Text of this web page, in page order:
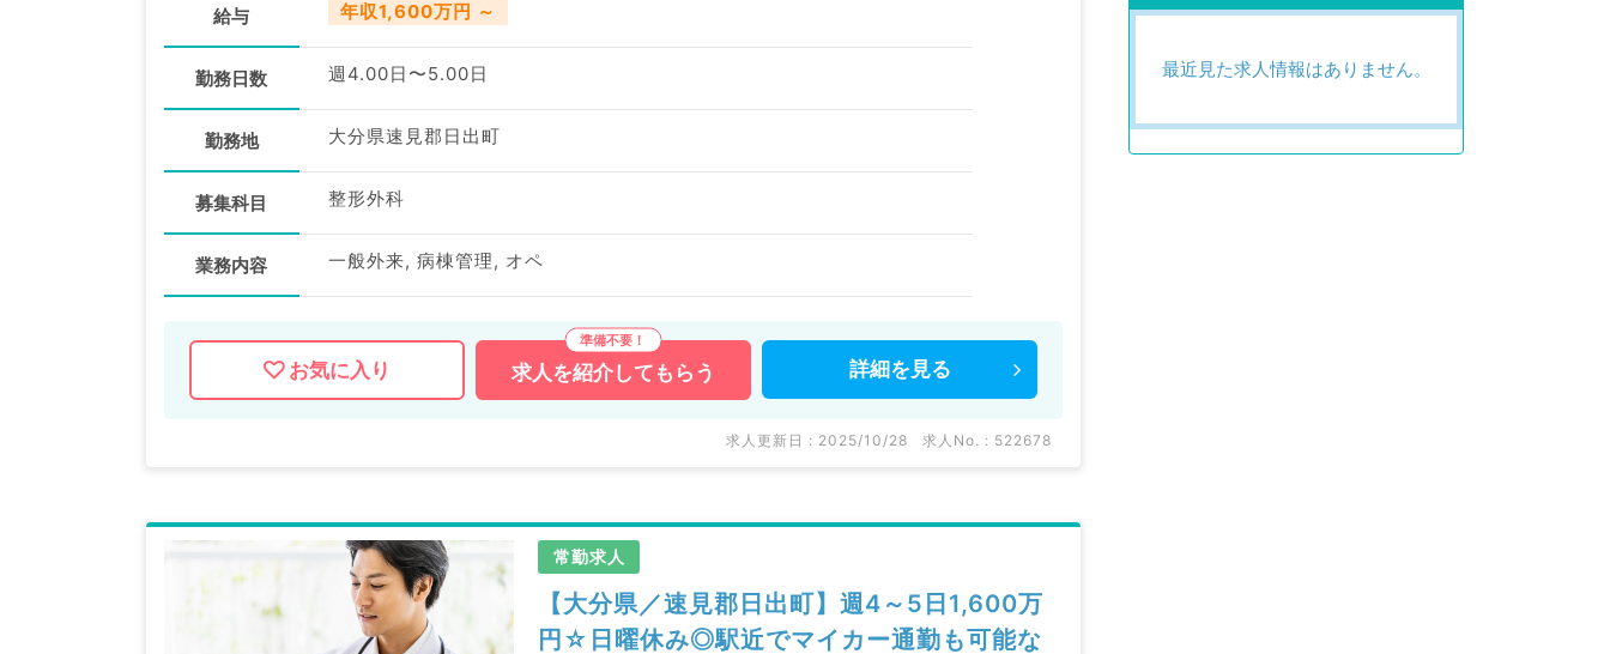
給与 年収1,600万円 ～
勤務日数 週4.00日〜5.00日
勤務地 大分県速見郡日出町
募集科目 整形外科
業務内容 一般外来, 病棟管理, オペ
お気に入り 求人を紹介してもらう 詳細を 見る
求人更新日 : 2025/10/28 求人No. : 522678
常勤求人
【大分県／速見郡日出町】週4～5日1,600万
円☆日曜休み◎駅近でマイカー通勤も可能な
最近見た求人情報はありません。